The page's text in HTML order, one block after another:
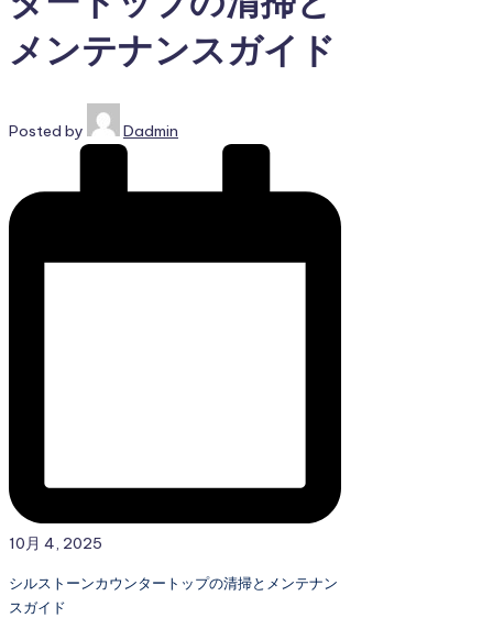
メンテナンスガイド
Posted by Dadmin
10月 4, 2025
シルストーンカウンタートップの清掃とメンテナン
スガイド